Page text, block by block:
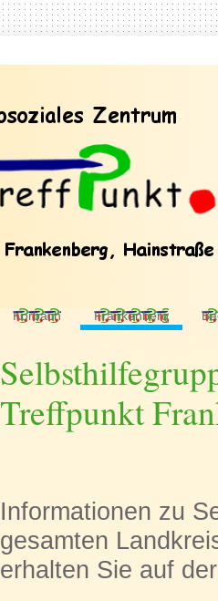
Korbach Frankenberg
Treffpunkt
Informationen zu
gesamten
erhalten Sie auf